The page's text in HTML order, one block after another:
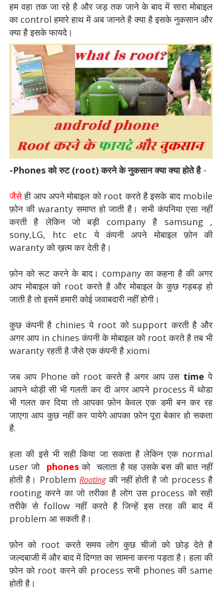
हम वहा तक जा रहे है और जड़ तक जाने के बाद में सारा मोबाइल
का control हमारे हाथ में अब जानते है क्या है इसके नुकसान और
क्या है इसके फायदे।
-Phones को रुट (root) करने के नुकसान क्या क्या होते है -
जैसेही आप अपने मोबाइल को root करते है इसके बाद mobile
फ़ोन की waranty समाप्त हो जाती है। सभी कंपनिया एसा नहीं
करती है लेकिन जो बड़ी company है samsung ,
sony,LG, htc etc ये कंपनी अपने मोबाइल फ़ोन की
waranty को ख़त्म कर देती है।
फ़ोन को रूट करने के बाद। company का कहना है की अगर
आप मोबाइल को root करते है और मोबाइल के कुछ गड़बड़ हो
जाती है तो इसमें हमारी कोई जवाबदारी नहीं होगी।
कुछ कंपनी है chinies ये root को support करती है और
अगर आप in chines कंपनी के मोबाइल को root करते है तब भी
waranty रहती है जैसे एक कंपनी है xiomi
जब आप Phone को root करते है अगर आप उस time पे
आपने थोड़ी सी भी गलती कर दी अगर आपने process में थोडा
भी गलत कर दिया तो आपका फ़ोन केवल एक डमी बन कर रह
जाएगा आप कुछ नहीं कर पायेगे आपका फ़ोन पूरा बेकार हो सकता
है.
हला की इसे भी सही किया जा सकता है लेकिन एक normal
user जो phonesको चलाता है यह उसके बस की बात नहीं
होती है। ProblemRootingकी नहीं होती है जो process है
rooting करने का जो तरीका है लोग उस process को सही
तरीके से follow नहीं करते है जिन्हें इस तरह की बाद में
problem आ सकती है।
फ़ोन को root करते समय लोग कुछ चीजो को छोड़ देते है
जल्दबाजी में और बाद में दिग्गत का सामना करना पड़ता है। हला की
फ़ोन को root करने की process सभी phones की same
होती है।